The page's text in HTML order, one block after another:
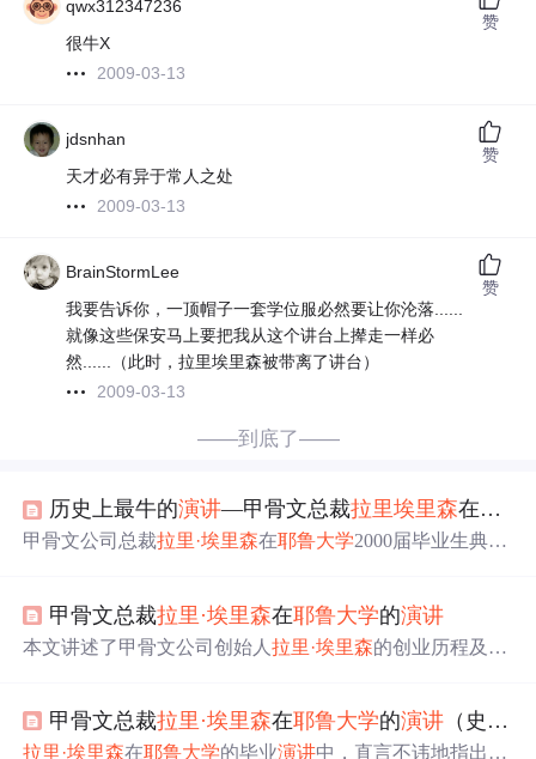
qwx312347236
很牛X
2009-03-13
赞
jdsnhan
天才必有异于常人之处
2009-03-13
赞
BrainStormLee
我要告诉你，一顶帽子一套学位服必然要让你沦落......
就像这些保安马上要把我从这个讲台上撵走一样必
然......（此时，拉里埃里森被带离了讲台）
2009-03-13
赞
——到底了——
历史上最牛的演讲—甲骨文总裁拉里埃里森在耶鲁
甲骨文公司总裁拉里 ·埃里森在耶鲁大学2000届毕业生典礼
神。甲骨文总裁拉里 ·埃里森在耶鲁大学的演讲
本文讲述了甲骨文公司创始人拉里 ·埃里森的创业历程及他
产品提供商。
甲骨文总裁拉里 ·埃里森在耶鲁大学的演讲 （史上最强的
拉里 ·埃里森在耶鲁大学的毕业演讲中，直言不讳地指出只